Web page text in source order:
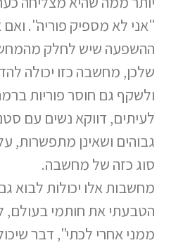
"אני לא מספיק פוריה".
ההשפעה שיש לחלק
שלכן, מחשבה כזו יכולה
ולשקף גם חוסר פוריות
לעיתים, דווקא נשים עם
גבוהים ושאינן מתפשרות,
סוג כזה של מחשבה.
מחשבות אלו יכולות לבוא
הטבעתי את חותמי בעולם,
ממני אחרי לכתי", דבר